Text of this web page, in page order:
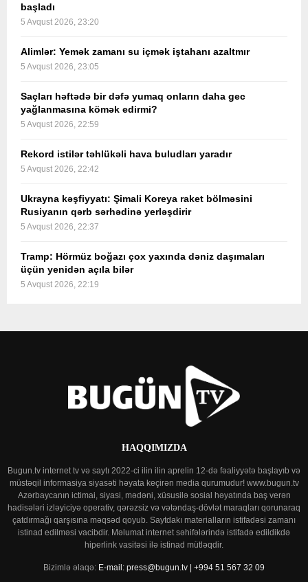
başladı
5 Avqust 2026, 23:20
Alimlər: Yemək zamanı su içmək iştahanı azaltmır
5 Avqust 2026, 23:05
Saçları həftədə bir dəfə yumaq onların daha gec
yağlanmasına kömək edirmi?
5 Avqust 2026, 22:59
Rekord istilər təhlükəli hava buludları yaradır
5 Avqust 2026, 22:42
Ukrayna kəşfiyyatı: Şimali Koreya raket bölməsini
Rusiyanın qərb sərhədinə yerləşdirir
5 Avqust 2026, 22:37
Tramp: Hörmüz boğazı çox yaxında dəniz daşımaları
üçün yenidən açıla bilər
5 Avqust 2026, 22:19
HAQQIMIZDA
Bugun.tv internet tv və saytı 2022-ci ilin ilin aprelin 12-də fəaliyyətə başlayıb və
müstəqil informasiya siyasəti həyata keçirən media qurumudur! www.bugun.tv
Azərbaycanın ictimai, siyasi, mədəni, xüsusilə sosial həyatında baş verən
hadisələri izləyiciyə operativ, qərəzsiz və vətəndaş-dövlət maraqları qorunaraq
çatdırmağı qarşısına məqsəd qoyub. Saytdakı materialların istifadəsi zamanı
istinad edilməsi vacibdir. Məlumat internet səhifələrində istifadə edildikdə
hiperlink vasitəsi ilə istinad mütləqdir.
Bizimlə əlaqə: E-mail: press@bugun.tv | +994 51 567 32 09